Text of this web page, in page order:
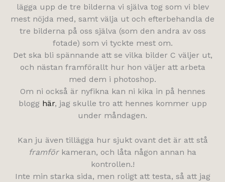
lägga upp de tre bilderna vi själva tog som vi blev
mest nöjda med, samt välja ut och efterbehandla de
tre bilderna på oss själva (som den andra av oss
fotade) som vi tyckte mest om.
Det ska bli spännande att se vilka bilder C väljer ut,
och nästan framförallt hur hon väljer att arbeta
med dem i photoshop.
Om ni också är nyfikna kan ni kika in på hennes
blogg här, jag skulle tro att hennes kommer upp
under måndagen.
Kan ju även tillägga hur sjukt ovant det är att stå
framförkameran, och låta någon annan ha
kontrollen.!
Inte min starka sida, men roligt att testa, så att jag